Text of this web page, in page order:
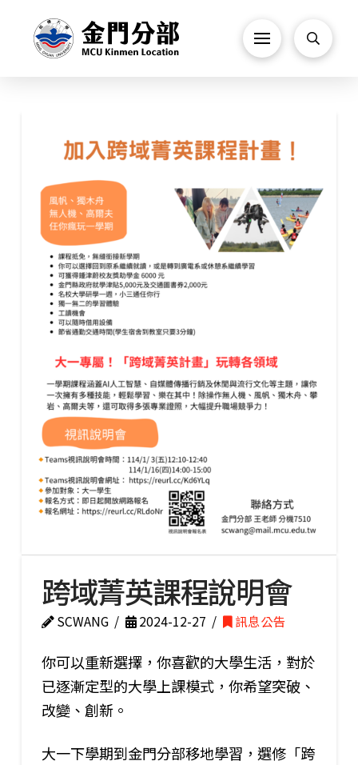
跨域菁英課程說明會
SCWANG 2024-12-27 訊息公告
你可以重新選擇，你喜歡的大學生活，對於
已逐漸定型的大學上課模式，你希望突破、
改變、創新。
大一下學期到金門分部移地學習，選修「跨